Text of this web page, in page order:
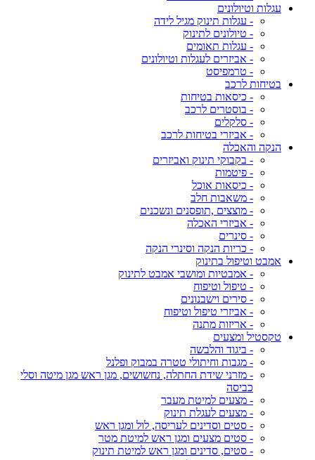
עגלות וטיולונים
- עגלות תינוק מגיל לידה
- טיולונים לתינוק
- עגלות תאומים
- אביזרים לעגלות וטיולונים
- טרמפיסט
בטיחות לרכב
- כיסאות בטיחות
- בוסטרים לרכב
- סלקלים
- אביזרי בטיחות לרכב
הנקה והאכלה
- בקבוקי תינוק ואביזרים
- פיטמות
- כיסאות אוכל
- משאבות חלב
- מוצצים ,תופסנים ונשכנים
- אביזרי האכלה
- סינרים
- כריות הנקה וסינרי הנקה
אמבט וטיפול בתינוק
- אמבטיות ומושבי אמבט לתינוק
- טיפול וטיפוח
- סירים וישבנונים
- אביזרי טיפול וטיפוח
- אריזות מתנה
טקסטיל ומצעים
- ביגוד והלבשה
- מגבות וחיתולי טטרה במבוק ופלנל
- מזרני שידת החתלה, נחשושים, מגן ראש מגן מיטה וסלי
כביסה
- מצעים למיטת מעבר
- מצעים לעגלת תינוק
- סטים וסדינים לעריסה, לול ומגן ראש
- סטים מצעים ומגן ראש למיטת מטר
- סטים, סדינים ומגן ראש למיטת תינוק